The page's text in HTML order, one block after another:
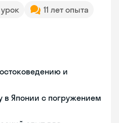
урок
11 лет опыта
и
в Японии с погружением